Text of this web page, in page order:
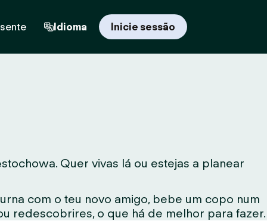
Idioma Inicie sessão
Quer vivas lá ou estejas a planear
com o teu novo amigo, bebe um copo num
redescobrires, o que há de melhor para fazer.